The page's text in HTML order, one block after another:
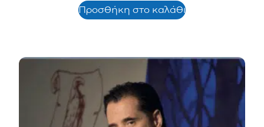
Προσθήκη στο καλάθι